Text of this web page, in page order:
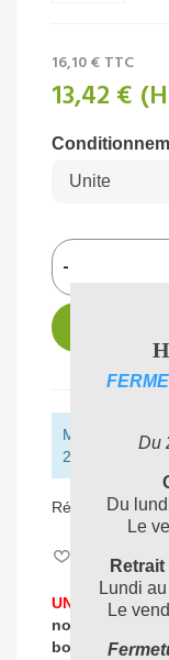
16,10 € TTC
13,42 €
-
Montant
250,00 € (HT)
Référence:
Aimer
UNE
nos experts
bon produit:
Du
Du
Le
Lundi
Le